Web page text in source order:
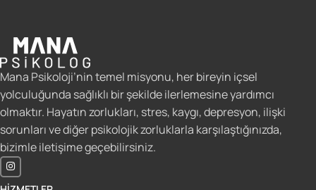
Mana Psikoloji’nin temel misyonu, her bireyin içsel
yolculuğunda sağlıklı bir şekilde ilerlemesine yardımcı
olmaktır. Hayatın zorlukları, stres, kaygı, depresyon, ilişki
sorunları ve diğer psikolojik zorluklarla karşılaştığınızda,
bizimle iletişime geçebilirsiniz.